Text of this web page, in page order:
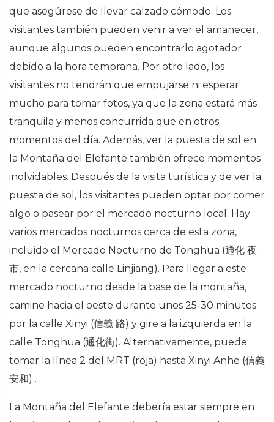
que asegúrese de llevar calzado cómodo. Los
visitantes también pueden venir a ver el amanecer,
aunque algunos pueden encontrarlo agotador
debido a la hora temprana. Por otro lado, los
visitantes no tendrán que empujarse ni esperar
mucho para tomar fotos, ya que la zona estará más
tranquila y menos concurrida que en otros
momentos del día. Además, ver la puesta de sol en
la Montaña del Elefante también ofrece momentos
inolvidables. Después de la visita turística y de ver la
puesta de sol, los visitantes pueden optar por comer
algo o pasear por el mercado nocturno local. Hay
varios mercados nocturnos cerca de esta zona,
incluido el Mercado Nocturno de Tonghua (通化 夜
市, en la cercana calle Linjiang). Para llegar a este
mercado nocturno desde la base de la montaña,
camine hacia el oeste durante unos 25-30 minutos
por la calle Xinyi (信義 路) y gire a la izquierda en la
calle Tonghua (通化街). Alternativamente, puede
tomar la línea 2 del MRT (roja) hasta Xinyi Anhe (信義
安和) .
La Montaña del Elefante debería estar siempre en